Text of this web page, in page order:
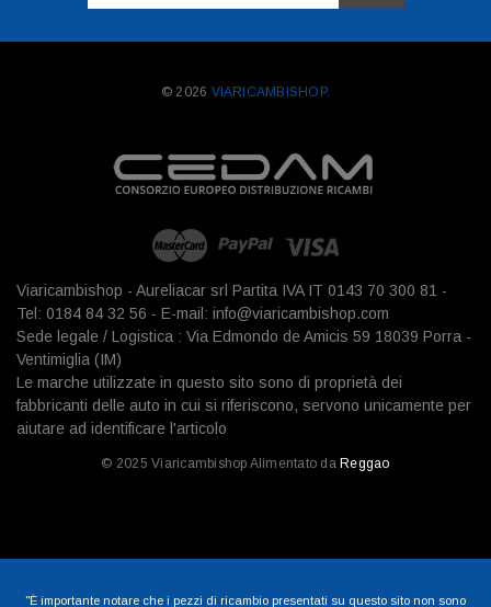
mail
© 2026 VIARICAMBISHOP.
Viaricambishop - Aureliacar srl Partita IVA IT 0143 70 300 81 -
Tel: 0184 84 32 56 - E-mail: info@viaricambishop.com
Sede legale / Logistica : Via Edmondo de Amicis 59 18039 Porra -
Ventimiglia (IM)
Le marche utilizzate in questo sito sono di proprietà dei
fabbricanti delle auto in cui si riferiscono, servono unicamente per
aiutare ad identificare l'articolo
© 2025 Viaricambishop Alimentato da Reggao
"È importante notare che i pezzi di ricambio presentati su questo sito non sono